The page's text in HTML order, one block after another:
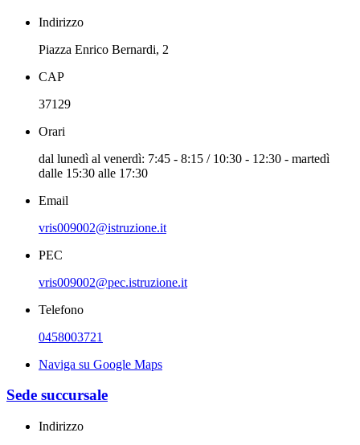
Indirizzo
Piazza Enrico Bernardi, 2
CAP
37129
Orari
dal lunedì al venerdì: 7:45 - 8:15 / 10:30 - 12:30 - martedì
dalle 15:30 alle 17:30
Email
vris009002@istruzione.it
PEC
vris009002@pec.istruzione.it
Telefono
0458003721
Naviga su Google Maps
Sede succursale
Indirizzo